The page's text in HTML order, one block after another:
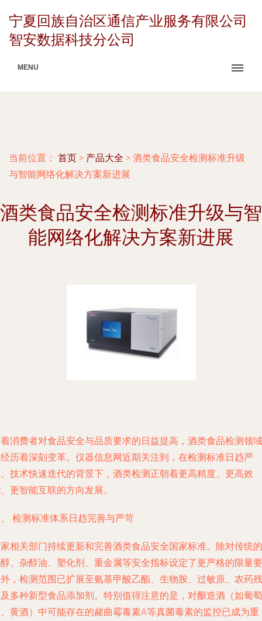
宁夏回族自治区通信产业服务有限公司
智安数据科技分公司
MENU
当前位置： 首页 > 产品大全 > 酒类食品安全检测标准升级
与智能网络化解决方案新进展
酒类食品安全检测标准升级与智
能网络化解决方案新进展
消费者对食品安全与品质要求的日益提高，酒类食品检测领域
历着深刻变革。仪器信息网近期关注到，在检测标准日趋严
技术快速迭代的背景下，酒类检测正朝着更高精度、更高效
更智能互联的方向发展。
检测标准体系日趋完善与严苛
相关部门持续更新和完善酒类食品安全国家标准。除对传统的
、杂醇油、塑化剂、重金属等安全指标设定了更严格的限量要
，检测范围已扩展至氨基甲酸乙酯、生物胺、过敏原、农药残
多种新型食品添加剂。特别值得注意的是，对酿造酒（如葡萄
黄酒）中可能存在的赭曲霉毒素A等真菌毒素的监控已成为重